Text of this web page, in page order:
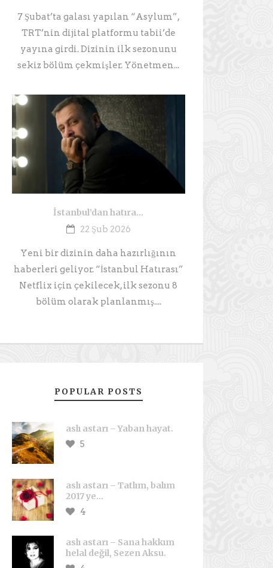
7 Şubat’ta galası yapılan “Asylum”,
TRT’nin dijital platformu tabii’de
yayına girdi. Dizinin ilk sezonunu
sekiz bölüm çekmişler. Yönetmen...
İstanbul’dan hatıra…
22 Şub 2026
Yeni bir dizinin daha hazırlığının
haberleri geliyor. “İstanbul Hatırası”
Netflix için çekilecek, ilk sezonu 8
bölüm olarak planlanmış....
POPULAR POSTS
aslı astarı – Yaban hayat.
5
aslı astarı – Tatlım, balım
2017 ye…
4
aslı astarı – Sana hakkım
helal değil, Sezen Aksu.